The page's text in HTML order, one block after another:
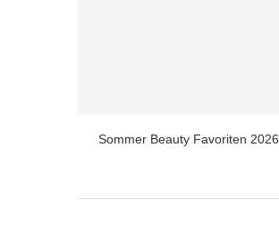
Sommer Beauty Favoriten 2026